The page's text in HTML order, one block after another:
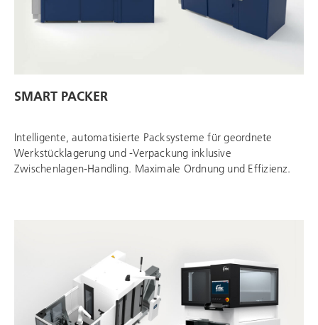
SMART PACKER
Intelligente, automatisierte Packsysteme für geordnete
Werkstücklagerung und -Verpackung inklusive
Zwischenlagen-Handling. Maximale Ordnung und Effizienz.